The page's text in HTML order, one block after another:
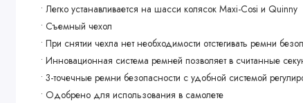
• Легко устанавливается на шасси колясок Maxi-Cosi и Quinny
• Съемный чехол
• При снятии чехла нет необходимости отстегивать ремни
• Инновационная система ремней позволяет в считанные
• 3-точечные ремни безопасности с удобной системой
• Одобрено для использования в самолете